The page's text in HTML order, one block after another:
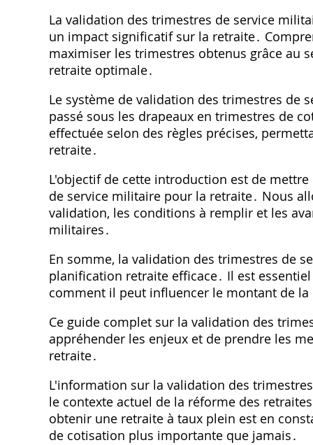
La validation des trimestres de service
un impact significatif sur la retraite․
maximiser les trimestres obtenus grâce au
retraite optimale․
Le système de validation des trimestres de
passé sous les drapeaux en trimestres de
effectuée selon des règles précises,
retraite․
L'objectif de cette introduction est de
de service militaire pour la retraite․ Nous
validation, les conditions à remplir et les
militaires․
En somme, la validation des trimestres de
planification retraite efficace․ Il est
comment il peut influencer le montant de la
Ce guide complet sur la validation des
appréhender les enjeux et de prendre les
retraite․
L'information sur la validation des
le contexte actuel de la réforme des
obtenir une retraite à taux plein est en
de cotisation plus importante que jamais․